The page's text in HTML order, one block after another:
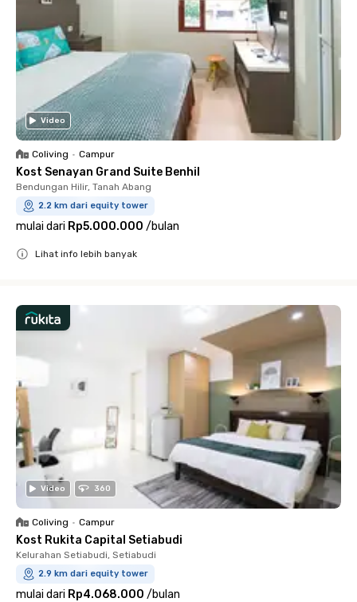
Video
Coliving • Campur
Kost Senayan Grand Suite Benhil
Bendungan Hilir, Tanah Abang
2.2 km dari equity tower
mulai dari Rp5.000.000 /bulan
Lihat info lebih banyak
Video 360
Coliving • Campur
Kost Rukita Capital Setiabudi
Kelurahan Setiabudi, Setiabudi
2.9 km dari equity tower
mulai dari Rp4.068.000 /bulan